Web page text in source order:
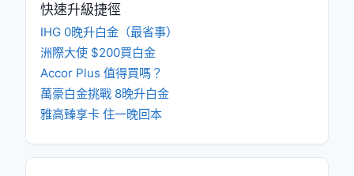
快速升級捷徑
IHG 0晚升白金（最省事）
洲際大使 $200買白金
Accor Plus 值得買嗎？
萬豪白金挑戰 8晚升白金
雅高臻享卡 住一晚回本